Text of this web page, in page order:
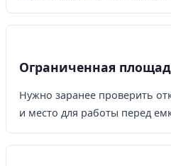
Ограниченная
Нужно заранее проверить
и место для работы перед